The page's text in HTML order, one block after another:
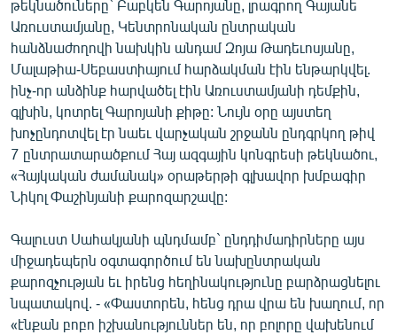
English
Русский
ՀԵՏԵՎԵՔ ՄԵԶ
թեկնածուները` Բաբկեն Գարոյանը, լրագրող Գայանե
Առուստամյանը, Կենտրոնական ընտրական
հանձնաժողովի նախկին անդամ Զոյա Թադեւոսյանը,
Մալաթիա-Սեբաստիայում հարձակման էին ենթարկվել.
ինչ-որ անձինք հարվածել էին Առուստամյանի դեմքին,
գլխին, կոտրել Գարոյանի քիթը: Նույն օրը այստեղ
խոչընդոտվել էր նաեւ վարչական շրջանն ընդգրկող թիվ
7 ընտրատարածքում Հայ ազգային կոնգրեսի թեկնածու,
«Հայկական ժամանակ» օրաթերթի գլխավոր խմբագիր
Նիկոլ Փաշինյանի քարոզարշավը:
Գալուստ Սահակյանի պնդմամբ` ընդդիմադիրները այս
միջադեպերն օգտագործում են նախընտրական
քարոզչության եւ իրենց հեղինակությունը բարձրացնելու
նպատակով. - «Փաստորեն, հենց դրա վրա են խաղում, որ
«էնքան բոբո իշխանություններ են, որ բոլորը վախենում